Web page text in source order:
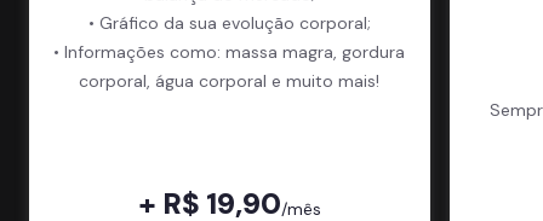
• Gráfico da sua evolução corporal;
• Informações como: massa magra, gordura
corporal, água corporal e muito mais!
+ R$ 19,90/mês